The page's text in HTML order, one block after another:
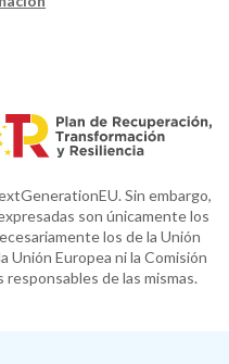
Sin embargo,
son únicamente los
los de la Unión
Unión Europea ni la Comisión
de las mismas.